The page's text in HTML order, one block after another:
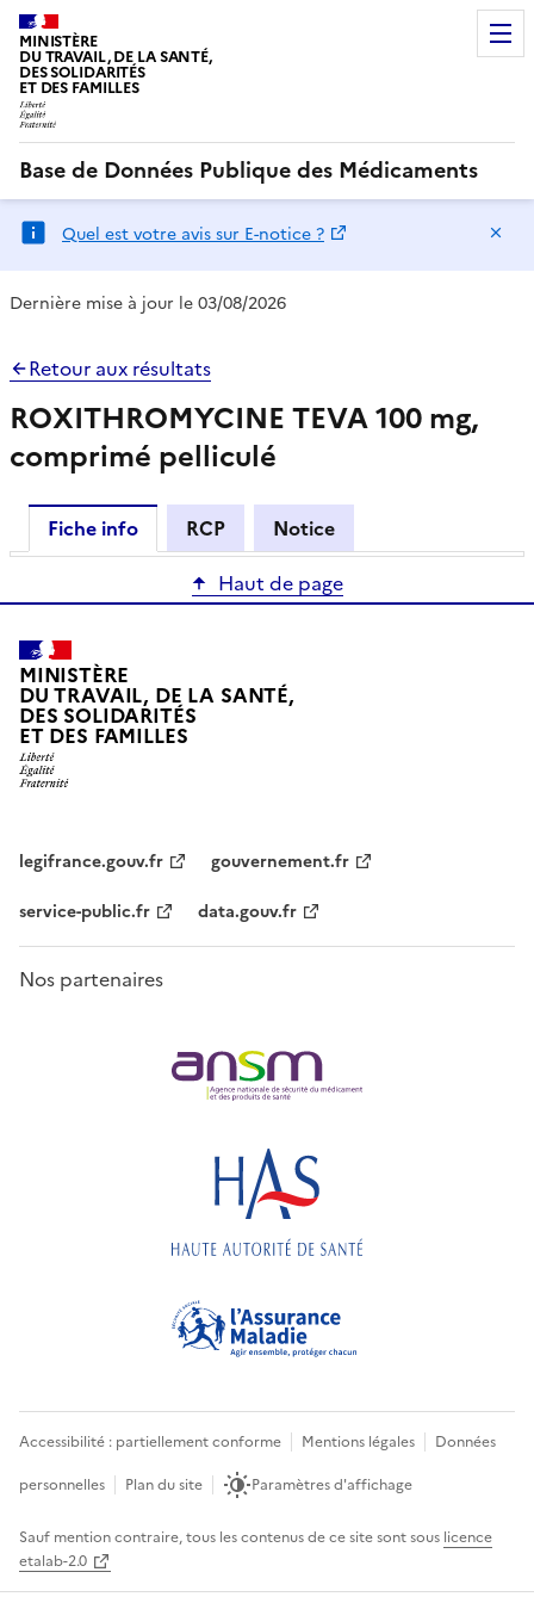
MINISTÈRE
DU TRAVAIL, DE LA SANTÉ,
DES SOLIDARITÉS
ET DES FAMILLES
Base de Données Publique des Médicaments
Quel est votre avis sur E-notice ?
Dernière mise à jour le 03/08/2026
Retour aux résultats
ROXITHROMYCINE TEVA 100 mg,
comprimé pelliculé
Fiche info RCP
Notice
Haut de page
MINISTÈRE
DU TRAVAIL, DE LA SANTÉ,
DES SOLIDARITÉS
ET DES FAMILLES
legifrance.gouv.fr
gouvernement.fr
service-public.fr
data.gouv.fr
Nos partenaires
Accessibilité : partiellement conforme Mentions légales
Données
personnelles
Plan du site Paramètres d'affichage
Sauf mention contraire, tous les contenus de ce site sont sous licence
etalab-2.0